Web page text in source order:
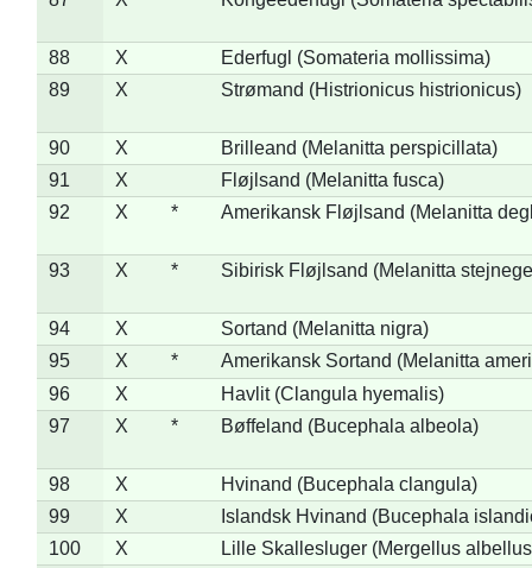
88 X
Ederfugl (Somateria mollissima)
89
X Strømand (Histrionicus histrionicus)
90 X
Brilleand (Melanitta perspicillata)
91
X
Fløjlsand (Melanitta fusca)
92
X * Amerikansk Fløjlsand (Melanitta
93 X * Sibirisk Fløjlsand (Melanitta
94 X
Sortand (Melanitta nigra)
95
X *
Amerikansk Sortand (Melanitta
96
X
Havlit (Clangula hyemalis)
97
X * Bøffeland (Bucephala albeola)
98 X
Hvinand (Bucephala clangula)
99
X
Islandsk Hvinand (Bucephala
100
X
Lille Skallesluger (Mergellus